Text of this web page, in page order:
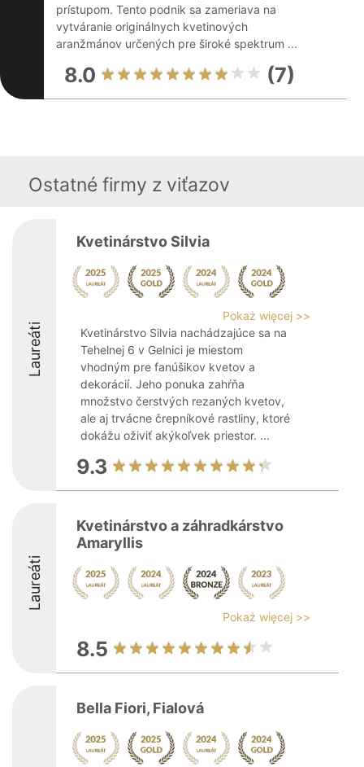
prístupom. Tento podnik sa zameriava na
vytváranie originálnych kvetinových
aranžmánov určených pre široké spektrum ...
8.0 (7)
Ostatné firmy z viťazov
Laureáti
Kvetinárstvo Silvia
Pokaż więcej >>
Kvetinárstvo Silvia nachádzajúce sa na
Tehelnej 6 v Gelnici je miestom
vhodným pre fanúšikov kvetov a
dekorácií. Jeho ponuka zahŕňa
množstvo čerstvých rezaných kvetov,
ale aj trvácne črepníkové rastliny, ktoré
dokážu oživiť akýkoľvek priestor. ...
9.3
Laureáti
Kvetinárstvo a záhradkárstvo
Amaryllis
Pokaż więcej >>
8.5
Bella Fiori, Fialová